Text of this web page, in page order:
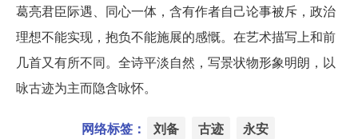
葛亮君臣际遇、同心一体，含有作者自己论事被斥，政治
理想不能实现，抱负不能施展的感慨。在艺术描写上和前
几首又有所不同。全诗平淡自然，写景状物形象明朗，以
咏古迹为主而隐含咏怀。
网络标签： 刘备 古迹 永安